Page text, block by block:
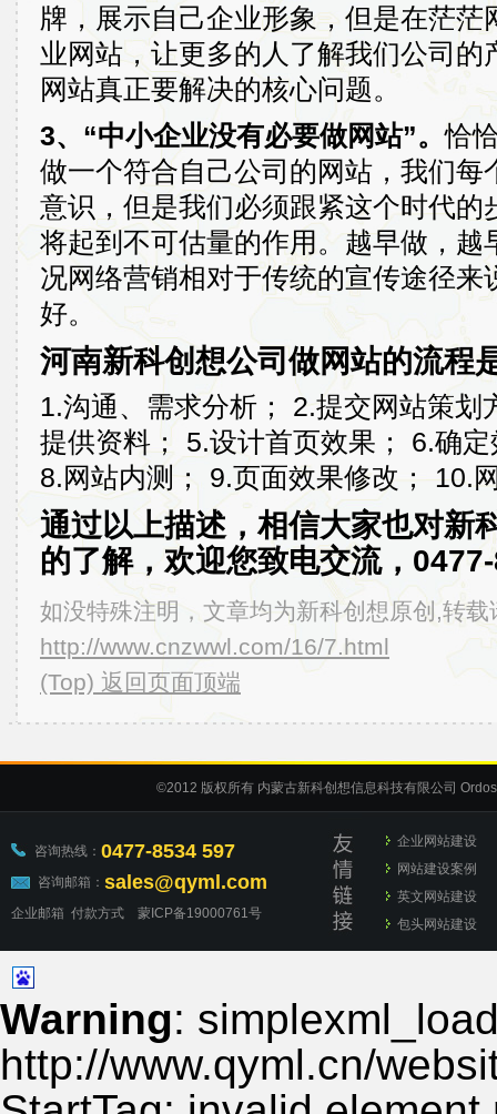
牌，展示自己企业形象，但是在茫
业网站，让更多的人了解我们公司
网站真正要解决的核心问题。
3、“中小企业没有必要做网站”。恰
做一个符合自己公司的网站，我们每
意识，但是我们必须跟紧这个时代的
将起到不可估量的作用。越早做，越
况网络营销相对于传统的宣传途径来
好。
河南新科创想公司做网站的流程
1.沟通、需求分析； 2.提交网站策划
提供资料； 5.设计首页效果； 6.确
8.网站内测； 9.页面效果修改； 10.
通过以上描述，相信大家也对新
的了解，欢迎您致电交流，
如没特殊注明，文章均为新科创想原创,转载
http://www.cnzwwl.com/16/7.html
(Top) 返回页面顶端
©2012 版权所有 内蒙古新科创想信息科技有限公司
咨询热线： 0477-8534 597
咨询邮箱： sales@qyml.com
企业邮箱 付款方式 蒙ICP备19000761号
企业网站建设
网站建设案例
英文网站建设
包头网站建设
Warning:
http://www.qyml.cn/